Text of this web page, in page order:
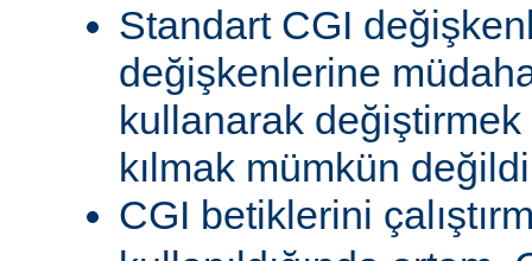
Standart CGI
değişkenlerine
kullanarak
kılmak mümkün
CGI betiklerini